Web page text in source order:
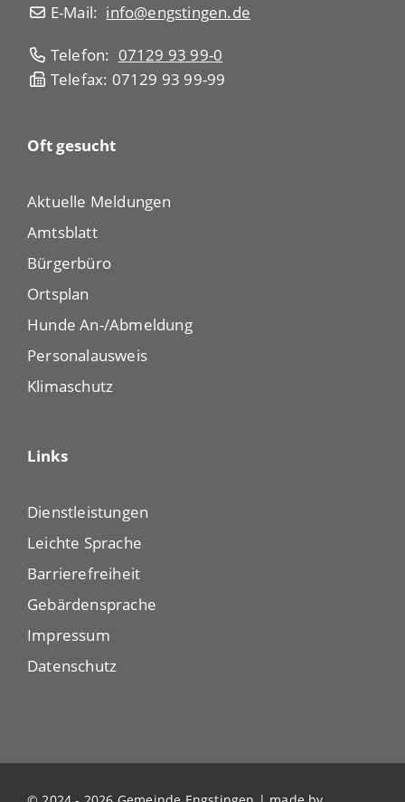
E-Mail: info@engstingen.de
Telefon: 07129 93 99-0
Telefax: 07129 93 99-99
Oft gesucht
Aktuelle Meldungen
Amtsblatt
Bürgerbüro
Ortsplan
Hunde An-/Abmeldung
Personalausweis
Klimaschutz
Links
Dienstleistungen
Leichte Sprache
Barrierefreiheit
Gebärdensprache
Impressum
Datenschutz